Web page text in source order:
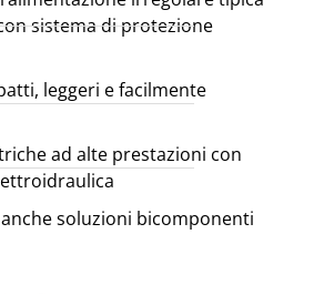
sistema di protezione
leggeri e facilmente
ad alte prestazioni con
soluzioni bicomponenti